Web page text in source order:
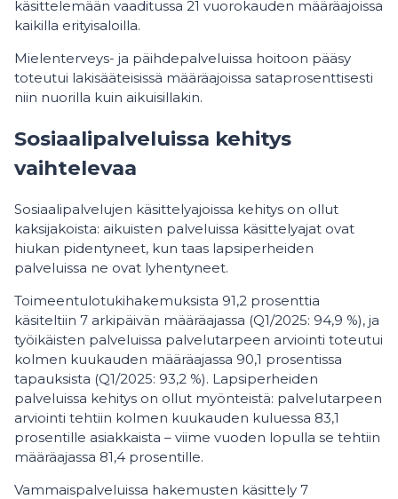
käsittelemään vaaditussa 21 vuorokauden määräajoissa
kaikilla erityisaloilla.
Mielenterveys- ja päihdepalveluissa hoitoon pääsy
toteutui lakisääteisissä määräajoissa sataprosenttisesti
niin nuorilla kuin aikuisillakin.
Sosiaalipalveluissa kehitys
vaihtelevaa
Sosiaalipalvelujen käsittelyajoissa kehitys on ollut
kaksijakoista: aikuisten palveluissa käsittelyajat ovat
hiukan pidentyneet, kun taas lapsiperheiden
palveluissa ne ovat lyhentyneet.
Toimeentulotukihakemuksista 91,2 prosenttia
käsiteltiin 7 arkipäivän määräajassa (Q1/2025: 94,9 %), ja
työikäisten palveluissa palvelutarpeen arviointi toteutui
kolmen kuukauden määräajassa 90,1 prosentissa
tapauksista (Q1/2025: 93,2 %). Lapsiperheiden
palveluissa kehitys on ollut myönteistä: palvelutarpeen
arviointi tehtiin kolmen kuukauden kuluessa 83,1
prosentille asiakkaista – viime vuoden lopulla se tehtiin
määräajassa 81,4 prosentille.
Vammaispalveluissa hakemusten käsittely 7